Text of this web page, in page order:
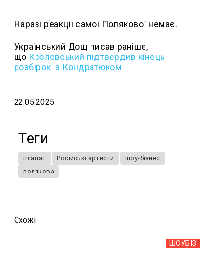
Наразі реакції самої Полякової немає.
Український Дощ писав раніше,
що Козловський підтвердив кінець
розбірок із Кондратюком
22.05.2025
Теги
плагіат Російські артисти
шоу-бізнес
полякова
Схожi
ШОУБIЗ